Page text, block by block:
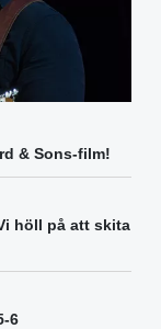
& Sons-film!
höll på att skita
6